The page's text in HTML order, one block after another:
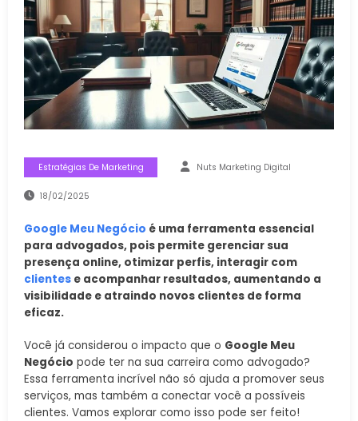
Estratégias De Marketing Nuts Marketing Digital
18/02/2025
Google Meu Negócio é uma ferramenta essencial
para advogados, pois permite gerenciar sua
presença online, otimizar perfis, interagir com
clientes e acompanhar resultados, aumentando a
visibilidade e atraindo novos clientes de forma
eficaz.
Você já considerou o impacto que o Google Meu
Negócio pode ter na sua carreira como advogado?
Essa ferramenta incrível não só ajuda a promover seus
serviços, mas também a conectar você a possíveis
clientes. Vamos explorar como isso pode ser feito!